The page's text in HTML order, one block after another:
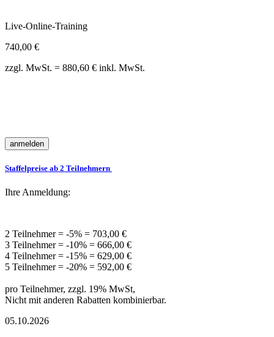
Live-Online-Training
740,00 €
zzgl. MwSt. = 880,60 € inkl. MwSt.
Staffelpreise ab 2 Teilnehmern
Ihre Anmeldung:
2 Teilnehmer = -5% = 703,00 €
3 Teilnehmer = -10% = 666,00 €
4 Teilnehmer = -15% = 629,00 €
5 Teilnehmer = -20% = 592,00 €
pro Teilnehmer, zzgl. 19% MwSt,
Nicht mit anderen Rabatten kombinierbar.
05.10.2026